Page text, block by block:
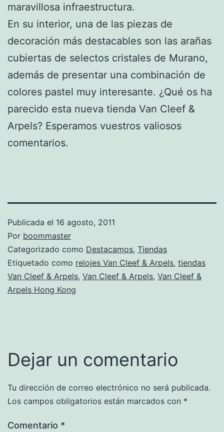
maravillosa infraestructura.
En su interior, una de las piezas de
decoración más destacables son las arañas
cubiertas de selectos cristales de Murano,
además de presentar una combinación de
colores pastel muy interesante. ¿Qué os ha
parecido esta nueva tienda Van Cleef &
Arpels? Esperamos vuestros valiosos
comentarios.
Publicada el 16 agosto, 2011
Por boommaster
Categorizado como Destacamos, Tiendas
Etiquetado como relojes Van Cleef & Arpels, tiendas
Van Cleef & Arpels, Van Cleef & Arpels, Van Cleef &
Arpels Hong Kong
Dejar un comentario
Tu dirección de correo electrónico no será publicada.
Los campos obligatorios están marcados con *
Comentario *